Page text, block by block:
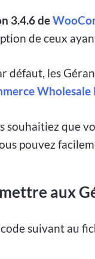
3.4.6 de
de ceux
défaut, les
Wholesale
souhaitiez que
pouvez
aux
suivant au